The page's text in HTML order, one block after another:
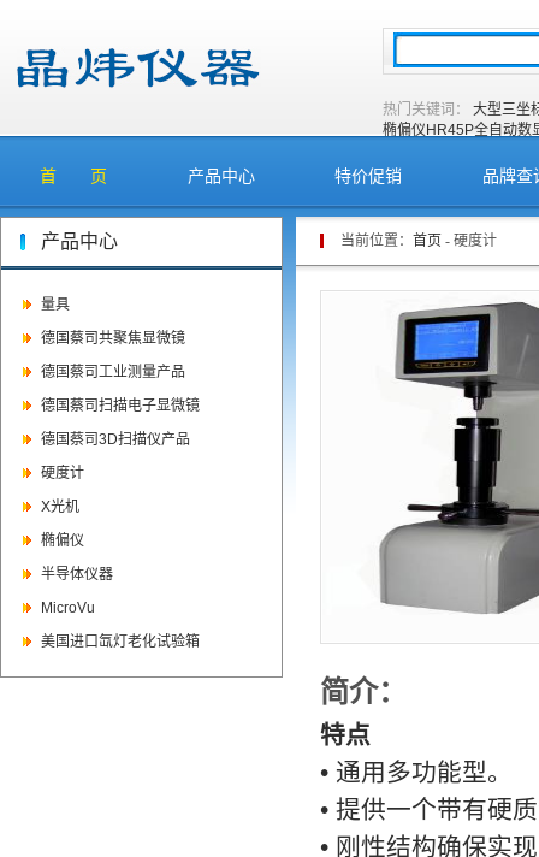
热门关键词：
大型三坐
椭偏仪 HR45P全自动数
首 页 产品中心 特价促销 品牌查
产品中心
量具
德国蔡司共聚焦显微镜
德国蔡司工业测量产品
德国蔡司扫描电子显微镜
德国蔡司3D扫描仪产品
硬度计
X光机
椭偏仪
半导体仪器
MicroVu
美国进口氙灯老化试验箱
当前位置： 首页 - 硬度计
简介：
特点
• 通用多功能型。
• 提供一个带有硬
• 刚性结构确保实